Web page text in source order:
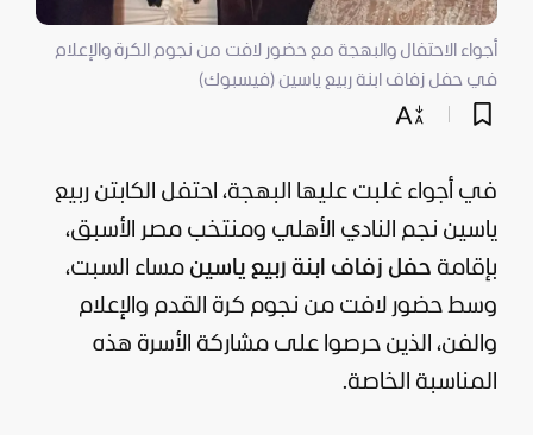
أجواء الاحتفال والبهجة مع حضور لافت من نجوم الكرة والإعلام
في حفل زفاف ابنة ربيع ياسين (فيسبوك)
في أجواء غلبت عليها البهجة، احتفل الكابتن ربيع
ياسين نجم النادي الأهلي ومنتخب مصر الأسبق،
بإقامة حفل زفاف ابنة ربيع ياسين مساء السبت،
وسط حضور لافت من نجوم كرة القدم والإعلام
والفن، الذين حرصوا على مشاركة الأسرة هذه
المناسبة الخاصة.